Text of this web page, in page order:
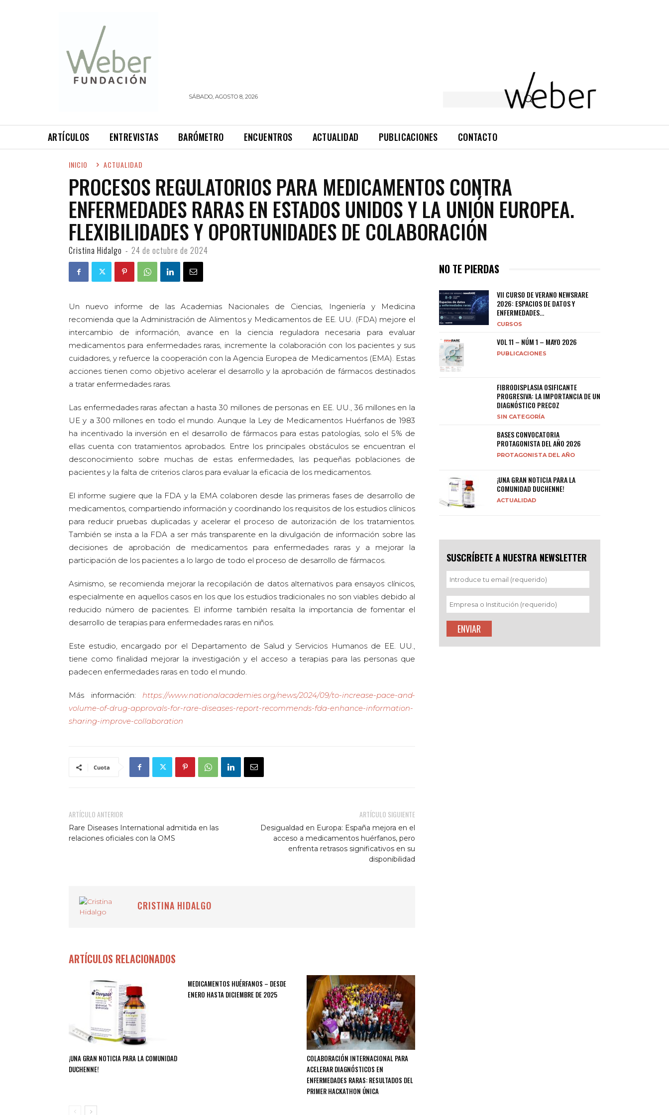
SÁBADO, AGOSTO 8, 2026
ARTÍCULOS ENTREVISTAS BARÓMETRO ENCUENTROS ACTUALIDAD PUBLICACIONES CONTACTO
INICIO ACTUALIDAD
PROCESOS REGULATORIOS PARA MEDICAMENTOS CONTRA
ENFERMEDADES RARAS EN ESTADOS UNIDOS Y LA UNIÓN EUROPEA.
FLEXIBILIDADES Y OPORTUNIDADES DE COLABORACIÓN
Cristina Hidalgo - 24 de octubre de 2024
Un nuevo informe de las Academias Nacionales de Ciencias, Ingeniería y Medicina
recomienda que la Administración de Alimentos y Medicamentos de EE. UU. (FDA) mejore el
intercambio de información, avance en la ciencia reguladora necesaria para evaluar
medicamentos para enfermedades raras, incremente la colaboración con los pacientes y sus
cuidadores, y refuerce la cooperación con la Agencia Europea de Medicamentos (EMA). Estas
acciones tienen como objetivo acelerar el desarrollo y la aprobación de fármacos destinados
a tratar enfermedades raras.
Las enfermedades raras afectan a hasta 30 millones de personas en EE. UU., 36 millones en la
UE y a 300 millones en todo el mundo. Aunque la Ley de Medicamentos Huérfanos de 1983
ha incentivado la inversión en el desarrollo de fármacos para estas patologías, solo el 5% de
ellas cuenta con tratamientos aprobados. Entre los principales obstáculos se encuentran el
desconocimiento sobre muchas de estas enfermedades, las pequeñas poblaciones de
pacientes y la falta de criterios claros para evaluar la eficacia de los medicamentos.
El informe sugiere que la FDA y la EMA colaboren desde las primeras fases de desarrollo de
medicamentos, compartiendo información y coordinando los requisitos de los estudios clínicos
para reducir pruebas duplicadas y acelerar el proceso de autorización de los tratamientos.
También se insta a la FDA a ser más transparente en la divulgación de información sobre las
decisiones de aprobación de medicamentos para enfermedades raras y a mejorar la
participación de los pacientes a lo largo de todo el proceso de desarrollo de fármacos.
Asimismo, se recomienda mejorar la recopilación de datos alternativos para ensayos clínicos,
especialmente en aquellos casos en los que los estudios tradicionales no son viables debido al
reducido número de pacientes. El informe también resalta la importancia de fomentar el
desarrollo de terapias para enfermedades raras en niños.
Este estudio, encargado por el Departamento de Salud y Servicios Humanos de EE. UU.,
tiene como finalidad mejorar la investigación y el acceso a terapias para las personas que
padecen enfermedades raras en todo el mundo.
Más información: https://www.nationalacademies.org/news/2024/09/to-increase-pace-and-
volume-of-drug-approvals-for-rare-diseases-report-recommends-fda-enhance-information-
sharing-improve-collaboration
Cuota
ARTÍCULO ANTERIOR
Rare Diseases International admitida en las
relaciones oficiales con la OMS
ARTÍCULO SIGUIENTE
Desigualdad en Europa: España mejora en el
acceso a medicamentos huérfanos, pero
enfrenta retrasos significativos en su
disponibilidad
CRISTINA HIDALGO
ARTÍCULOS RELACIONADOS
¡UNA GRAN NOTICIA PARA LA COMUNIDAD
DUCHENNE!
MEDICAMENTOS HUÉRFANOS – DESDE
ENERO HASTA DICIEMBRE DE 2025
COLABORACIÓN INTERNACIONAL PARA
ACELERAR DIAGNÓSTICOS EN
ENFERMEDADES RARAS: RESULTADOS DEL
PRIMER HACKATHON ÚNICA
NO TE PIERDAS
VII CURSO DE VERANO NEWSRARE
2026: ESPACIOS DE DATOS Y
ENFERMEDADES...
CURSOS
VOL 11 – NÚM 1 – MAYO 2026
PUBLICACIONES
FIBRODISPLASIA OSIFICANTE
PROGRESIVA: LA IMPORTANCIA DE UN
DIAGNÓSTICO PRECOZ
SIN CATEGORÍA
BASES CONVOCATORIA
PROTAGONISTA DEL AÑO 2026
PROTAGONISTA DEL AÑO
¡UNA GRAN NOTICIA PARA LA
COMUNIDAD DUCHENNE!
ACTUALIDAD
SUSCRÍBETE A NUESTRA NEWSLETTER